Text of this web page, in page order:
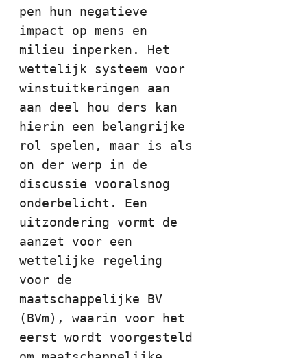
pen hun negatieve
impact op mens en
milieu inperken. Het
wettelijk systeem voor
winstuitkeringen aan
aan deel hou ders kan
hierin een belangrijke
rol spelen, maar is als
on der werp in de
discussie vooralsnog
onderbelicht. Een
uitzondering vormt de
aanzet voor een
wettelijke regeling
voor de
maatschappelijke BV
(BVm), waarin voor het
eerst wordt voorgesteld